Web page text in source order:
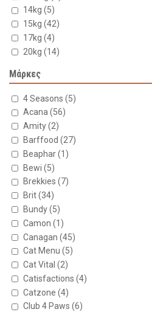
14kg (5)
15kg (42)
17kg (4)
20kg (14)
Μάρκες
4 Seasons (5)
Acana(56)
Amity(2)
Barffood (27)
Beaphar(1)
Bewi (5)
Brekkies (7)
Brit(34)
Bundy(5)
Camon (1)
Canagan (45)
Cat Menu (5)
Cat Vital (2)
Catisfactions (4)
Catzone (4)
Club 4 Paws (6)